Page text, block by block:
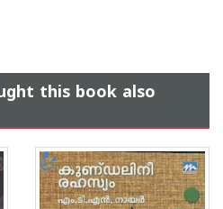
this book also